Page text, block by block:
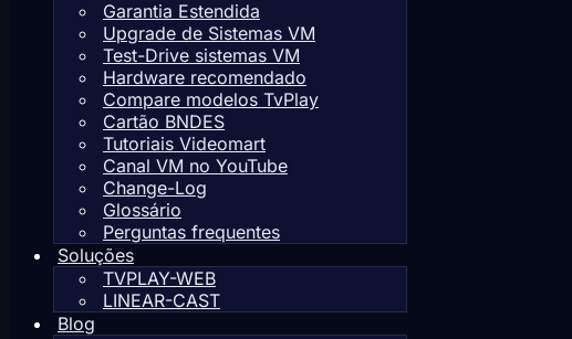
Garantia Estendida
Upgrade de Sistemas VM
Test-Drive sistemas VM
Hardware recomendado
Compare modelos TvPlay
Cartão BNDES
Tutoriais Videomart
Canal VM no YouTube
Change-Log
Glossário
Perguntas frequentes
Soluções
TVPLAY-WEB
LINEAR-CAST
Blog